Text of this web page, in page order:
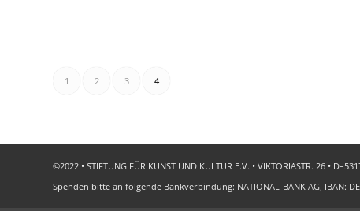
1 2 3 4
©2022 • STIFTUNG FÜR KUNST UND KULTUR E.V. • VIKTORIASTR. 26 •
Spenden bitte an folgende Bankverbindung: NATIONAL-BANK AG, IBAN: